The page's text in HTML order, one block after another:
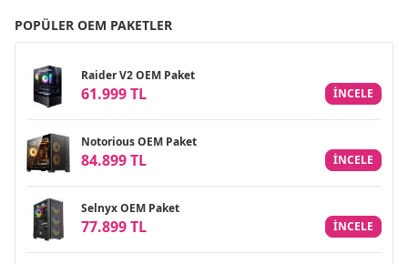
POPÜLER OEM PAKETLER
Raider V2 OEM Paket
61.999 TL INCELE
Notorious OEM Paket
84.899 TL INCELE
Selnyx OEM Paket
77.899 TL INCELE